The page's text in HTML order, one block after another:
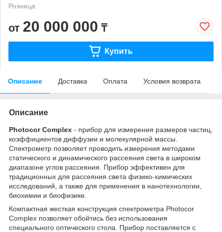
Розница
от 20 000 000 ₸
Купить
Описание Доставка Оплата Условия возврата
Описание
Photocor Complex - прибор для измерения размеров частиц,
коэффициентов диффузии и молекулярной массы.
Спектрометр позволяет проводить измерения методами
статического и динамического рассеяния света в широком
диапазоне углов рассеяния. Прибор эффективен для
традиционных для рассеяния света физико-химических
исследований, а также для применения в нанотехнологии,
биохимии и биофизике.
Компактная жесткая конструкция спектрометра Photocor
Complex позволяет обойтись без использования
специального оптического стола. Прибор поставляется с